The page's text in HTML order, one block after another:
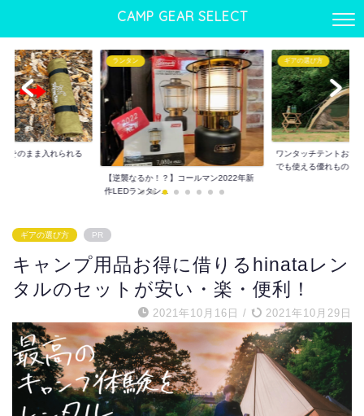
CAMP GEAR SELECT
そのまま入れられる
ランタン
【逆襲なるか！？】コールマン2022年新
作LEDランタン...
ギアの選び方
ワンタッチテントおす
でも使える優れもの...
ギアの選び方 PR
キャンプ用品お得に借りるhinataレン
タルのセットが安い・楽・便利！
2021年10月16日 / 2021年10月29日